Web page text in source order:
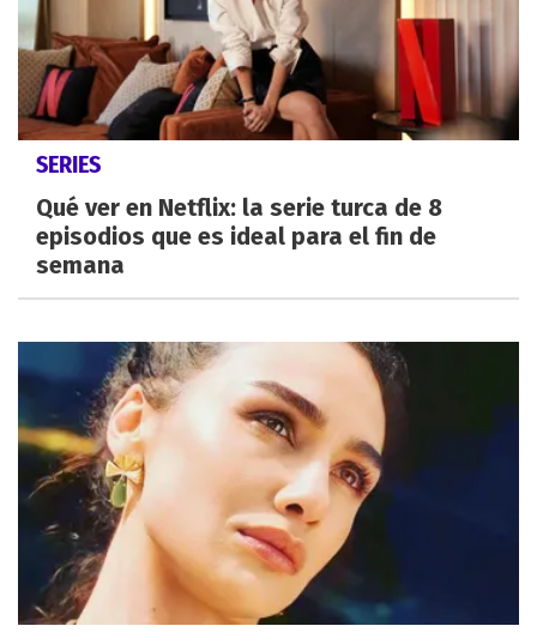
SERIES
Qué ver en Netflix: la serie turca de 8
episodios que es ideal para el fin de
semana